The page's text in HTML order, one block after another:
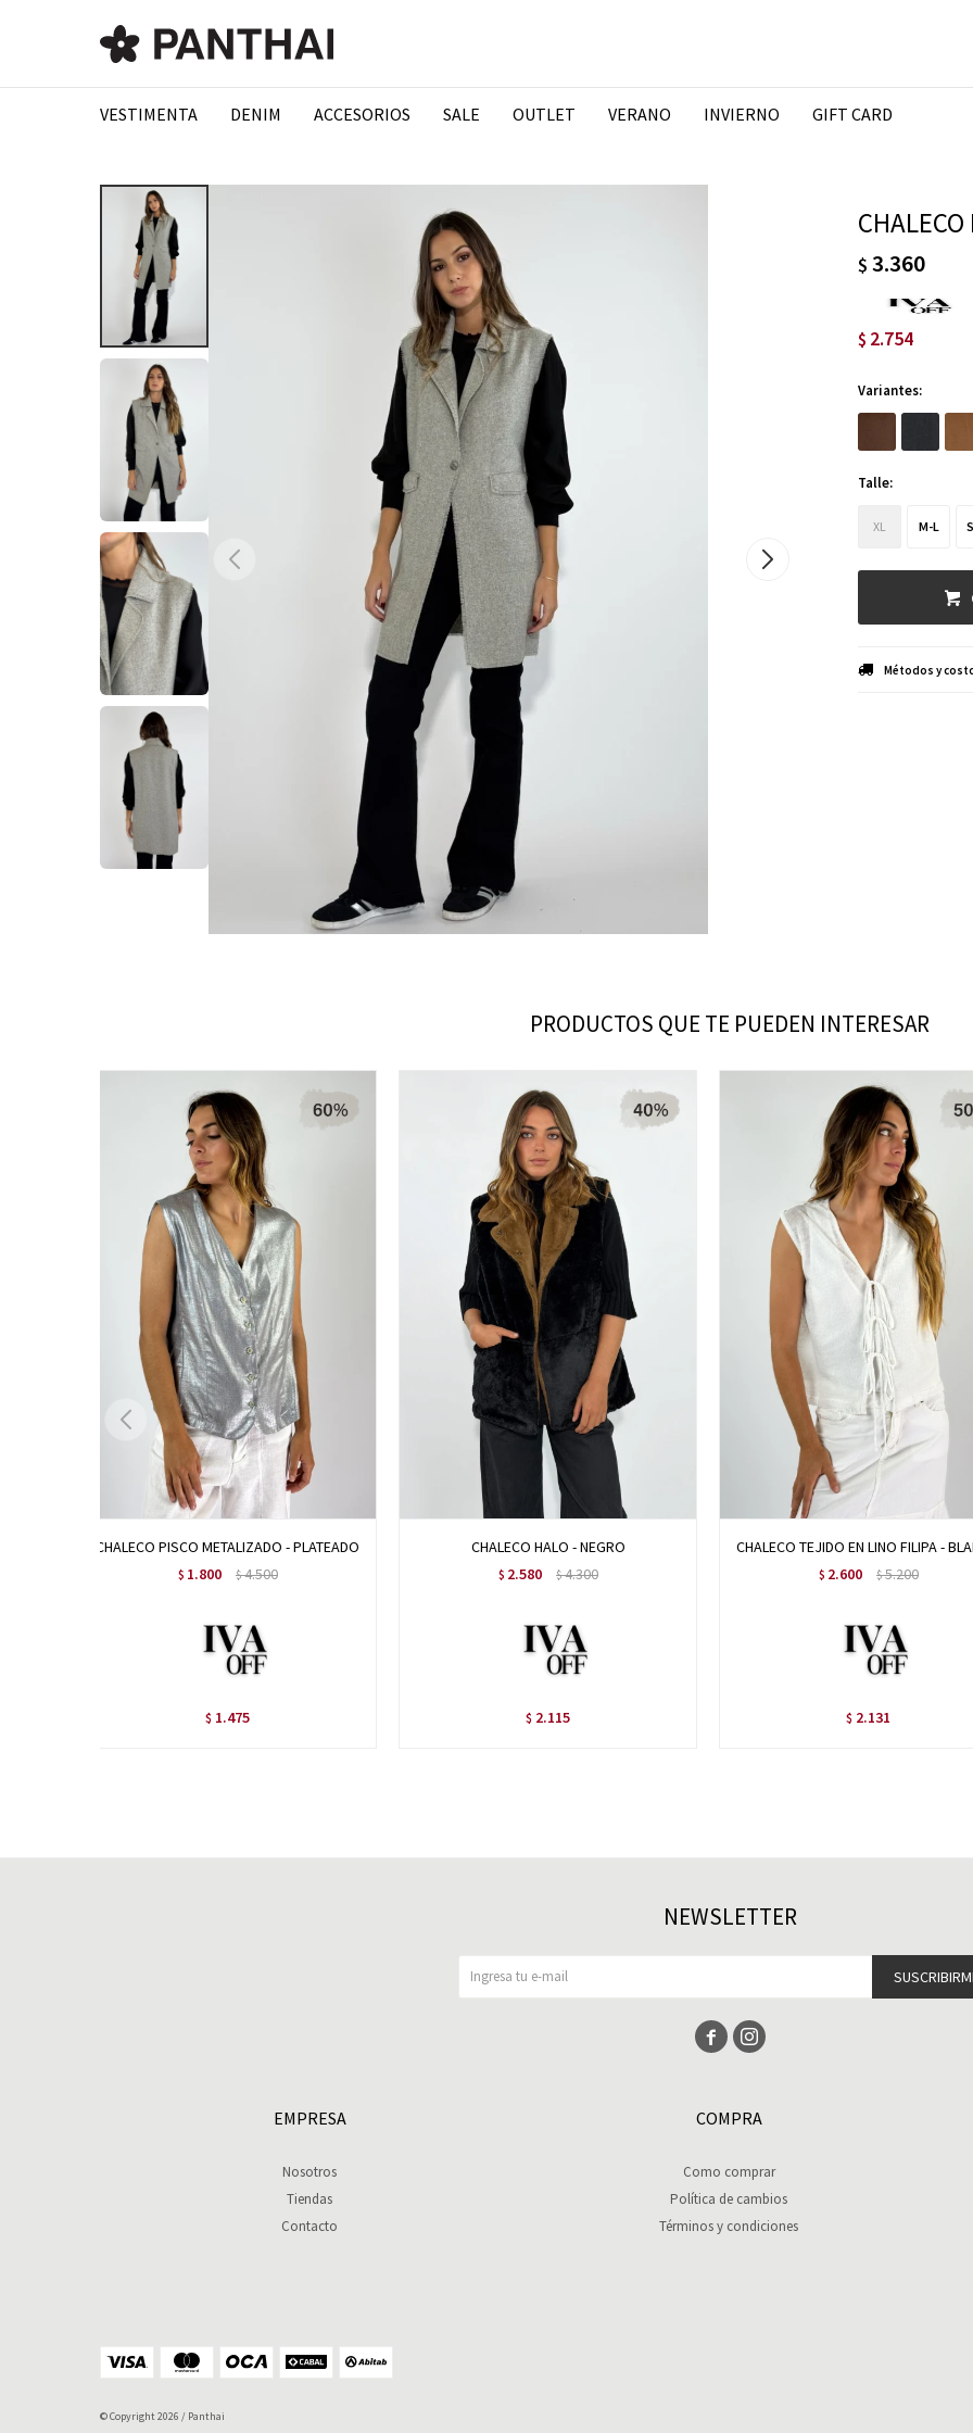
VESTIMENTA DENIM ACCESORIOS SALE OUTLET VERANO INVIERNO GIFT CARD
$ 3.360
$ 2.754
Variantes:
Talle:
XL M-L
Métodos y
PRODUCTOS QUE TE PUEDEN INTERESAR
CHALECO PISCO METALIZADO - PLATEADO
$ 1.800 $4.500
$ 1.475
CHALECO HALO - NEGRO
$ 2.580 $4.300
$ 2.115
CHALECO TEJIDO EN LINO FILIPA -
$ 2.600 $5.200
$ 2.131
EMPRESA
Nosotros
Tiendas
Contacto
COMPRA
Como comprar
Política de cambios
Términos y condiciones
NEWSLETTER
 
© Copyright 2026 / Panthai